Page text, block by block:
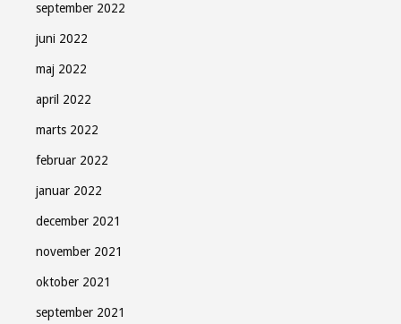
september 2022
juni 2022
maj 2022
april 2022
marts 2022
februar 2022
januar 2022
december 2021
november 2021
oktober 2021
september 2021